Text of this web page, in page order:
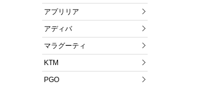
アプリリア
アディバ
マラグーティ
KTM
PGO